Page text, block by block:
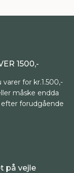
1500,-
for kr.1.500,-
måske endda
forudgående
vejle